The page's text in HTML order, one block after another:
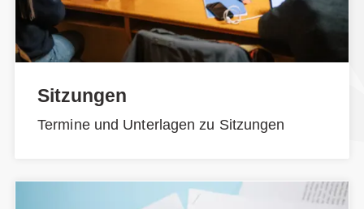
Sitzungen
Termine und Unterlagen zu Sitzungen